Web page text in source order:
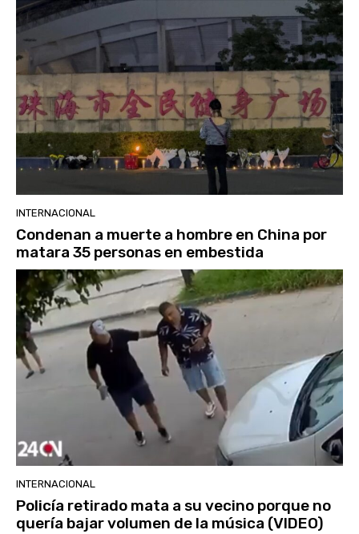
INTERNACIONAL
Condenan a muerte a hombre en China por
matara 35 personas en embestida
INTERNACIONAL
Policía retirado mata a su vecino porque no
quería bajar volumen de la música (VIDEO)